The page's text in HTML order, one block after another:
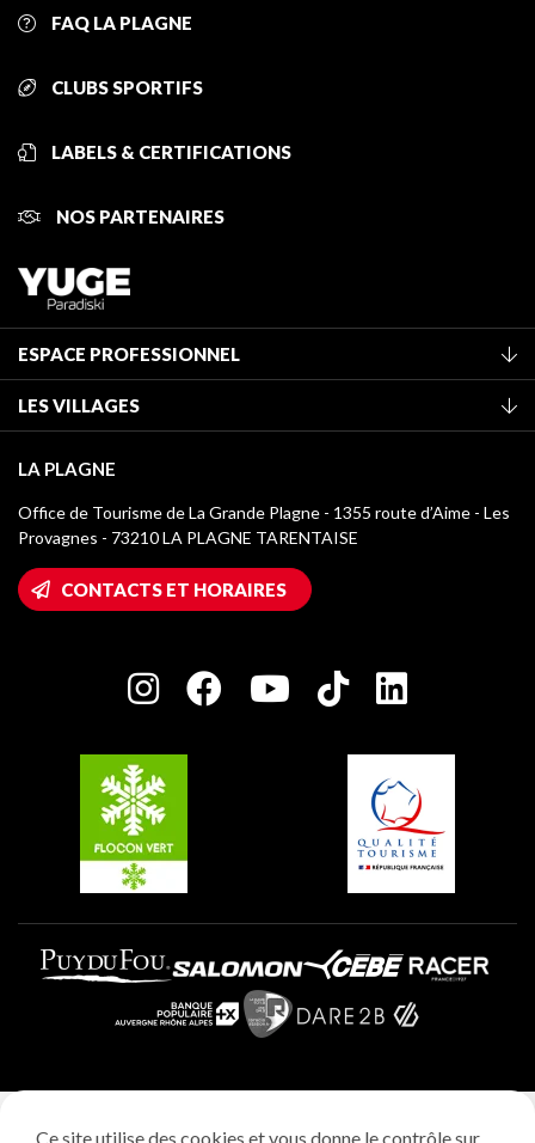
FAQ LA PLAGNE
CLUBS SPORTIFS
LABELS & CERTIFICATIONS
NOS PARTENAIRES
ESPACE PROFESSIONNEL
Classement des meublés
Taxe de séjour
Médiathèque
Logos La Plagne
Accès Wifi
Maison des Propriétaires
Charte des Acteurs Engagés
LES VILLAGES
Montchavin - Les Coches
Champagny-en-Vanoise
Plagne 1800
Plagne Villages
Plagne Aime 2000
LA PLAGNE
Office de Tourisme de La Grande Plagne - 1355 route d’Aime - Les
Provagnes - 73210 LA PLAGNE TARENTAISE
CONTACTS ET HORAIRES
Ce site utilise des cookies et vous donne le contrôle sur